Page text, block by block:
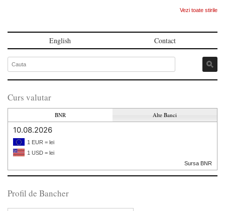
Vezi toate stirile
English Contact
Curs valutar
BNR Alte Banci
10.08.2026
1 EUR = lei
1 USD = lei
Sursa BNR
Profil de Bancher